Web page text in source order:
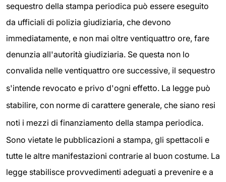
sequestro della stampa periodica può essere eseguito
da ufficiali di polizia giudiziaria, che devono
immediatamente, e non mai oltre ventiquattro ore, fare
denunzia all'autorità giudiziaria. Se questa non lo
convalida nelle ventiquattro ore successive, il sequestro
s'intende revocato e privo d'ogni effetto. La legge può
stabilire, con norme di carattere generale, che siano resi
noti i mezzi di finanziamento della stampa periodica.
Sono vietate le pubblicazioni a stampa, gli spettacoli e
tutte le altre manifestazioni contrarie al buon costume. La
legge stabilisce provvedimenti adeguati a prevenire e a